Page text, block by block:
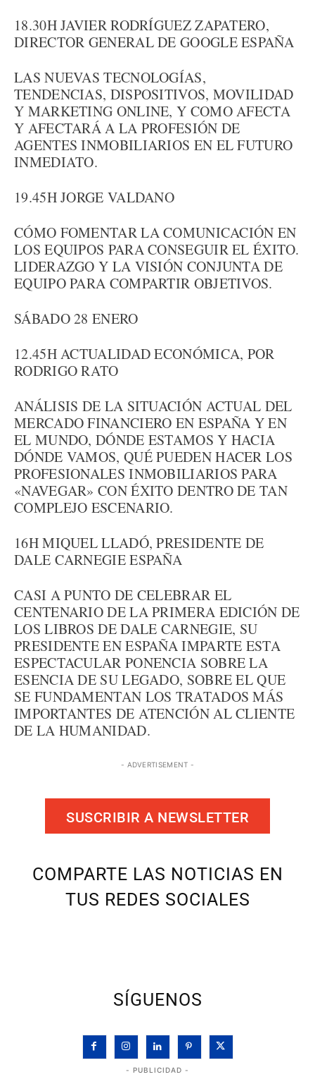
18.30H JAVIER RODRÍGUEZ ZAPATERO,
DIRECTOR GENERAL DE GOOGLE ESPAÑA
LAS NUEVAS TECNOLOGÍAS,
TENDENCIAS, DISPOSITIVOS, MOVILIDAD
Y MARKETING ONLINE, Y COMO AFECTA
Y AFECTARÁ A LA PROFESIÓN DE
AGENTES INMOBILIARIOS EN EL FUTURO
INMEDIATO.
19.45H JORGE VALDANO
CÓMO FOMENTAR LA COMUNICACIÓN EN
LOS EQUIPOS PARA CONSEGUIR EL ÉXITO.
LIDERAZGO Y LA VISIÓN CONJUNTA DE
EQUIPO PARA COMPARTIR OBJETIVOS.
SÁBADO 28 ENERO
12.45H ACTUALIDAD ECONÓMICA, POR
RODRIGO RATO
ANÁLISIS DE LA SITUACIÓN ACTUAL DEL
MERCADO FINANCIERO EN ESPAÑA Y EN
EL MUNDO, DÓNDE ESTAMOS Y HACIA
DÓNDE VAMOS, QUÉ PUEDEN HACER LOS
PROFESIONALES INMOBILIARIOS PARA
«NAVEGAR» CON ÉXITO DENTRO DE TAN
COMPLEJO ESCENARIO.
16H MIQUEL LLADÓ, PRESIDENTE DE
DALE CARNEGIE ESPAÑA
CASI A PUNTO DE CELEBRAR EL
CENTENARIO DE LA PRIMERA EDICIÓN DE
LOS LIBROS DE DALE CARNEGIE, SU
PRESIDENTE EN ESPAÑA IMPARTE ESTA
ESPECTACULAR PONENCIA SOBRE LA
ESENCIA DE SU LEGADO, SOBRE EL QUE
SE FUNDAMENTAN LOS TRATADOS MÁS
IMPORTANTES DE ATENCIÓN AL CLIENTE
DE LA HUMANIDAD.
- ADVERTISEMENT -
SUSCRIBIR A NEWSLETTER
COMPARTE LAS NOTICIAS EN
TUS REDES SOCIALES
SÍGUENOS
- PUBLICIDAD -